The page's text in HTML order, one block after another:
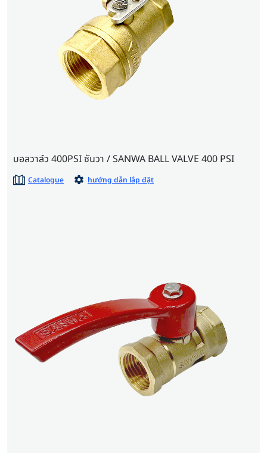
บอลวาล์ว 400PSI ซันวา / SANWA BALL VALVE 400 PSI
Catalogue hướng dẫn lắp đặt